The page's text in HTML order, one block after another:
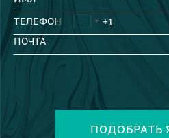
ТЕЛЕФОН
ПОЧТА
ПОДОБРАТЬ